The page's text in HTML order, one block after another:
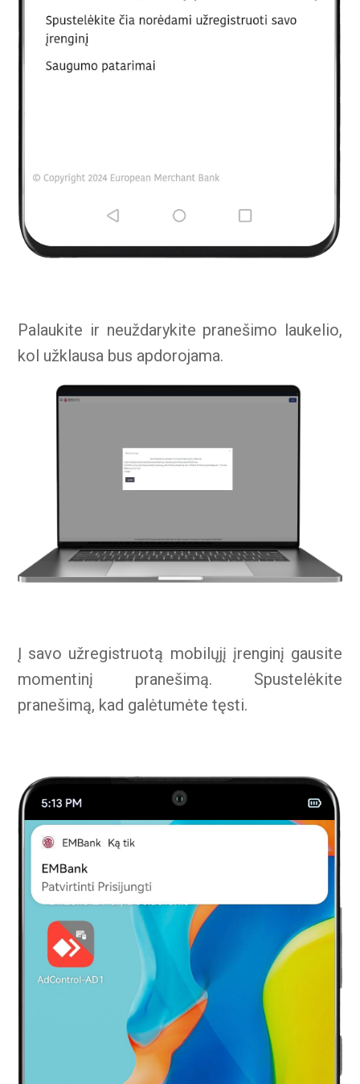
Palaukite ir neuždarykite pranešimo laukelio,
kol užklausa bus apdorojama.
Į savo užregistruotą mobilųjį įrenginį gausite
momentinį pranešimą. Spustelėkite
pranešimą, kad galėtumėte tęsti.